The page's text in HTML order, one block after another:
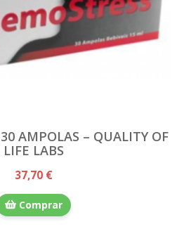
AMPOLAS – QUALITY OF
LIFE LABS
37,70 €
Comprar